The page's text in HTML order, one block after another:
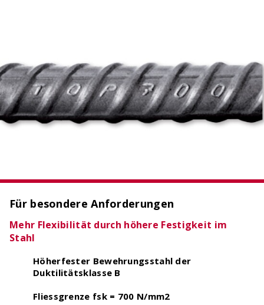
OCIMA – Lebensdauerbemessung
Ziellebensdauer von Stahlbetonbauwerken in der
Planungsphase überprüfen
Bewehrungstechnik-Listen einfach und schnell
Für besondere Anforderungen
Mehr Flexibilität durch höhere Festigkeit im
Stahl
Höherfester Bewehrungsstahl der
Duktilitätsklasse B
Fliessgrenze fsk = 700 N/mm2